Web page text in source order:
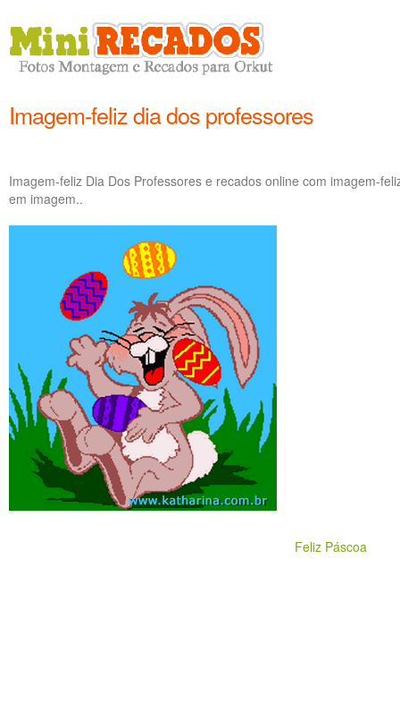
Imagem-feliz dia dos professores
Imagem-feliz Dia Dos Professores e recados online com imagem-
em imagem..
Feliz Páscoa